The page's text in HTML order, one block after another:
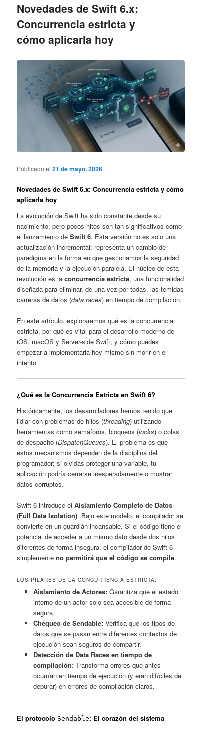
Novedades de Swift 6.x:
Concurrencia estricta y
cómo aplicarla hoy
Publicado el21 de mayo, 2026
Novedades de Swift 6.x: Concurrencia estricta y cómo
aplicarla hoy
La evolución de Swift ha sido constante desde su
nacimiento, pero pocos hitos son tan significativos como
el lanzamiento deSwift 6. Esta versión no es solo una
actualización incremental; representa un cambio de
paradigma en la forma en que gestionamos la seguridad
de la memoria y la ejecución paralela. El núcleo de esta
revolución es laconcurrencia estricta, una funcionalidad
diseñada para eliminar, de una vez por todas, las temidas
carreras de datos (data races) en tiempo de compilación.
En este artículo, exploraremos qué es la concurrencia
estricta, por qué es vital para el desarrollo moderno de
iOS, macOS y Server-side Swift, y cómo puedes
empezar a implementarla hoy mismo sin morir en el
intento.
¿Qué es la Concurrencia Estricta en Swift 6?
Históricamente, los desarrolladores hemos tenido que
lidiar con problemas de hilos (threading) utilizando
herramientas como semáforos, bloqueos (locks) o colas
de despacho (DispatchQueues). El problema es que
estos mecanismos dependen de la disciplina del
programador; si olvidas proteger una variable, tu
aplicación podría cerrarse inesperadamente o mostrar
datos corruptos.
Swift 6 introduce elAislamiento Completo de Datos
(Full Data Isolation). Bajo este modelo, el compilador se
convierte en un guardián incansable. Si el código tiene el
potencial de acceder a un mismo dato desde dos hilos
diferentes de forma insegura, el compilador de Swift 6
simplementeno permitirá que el código se compile.
LOS PILARES DE LA CONCURRENCIA ESTRICTA:
Aislamiento de Actores:Garantiza que el estado
interno de un actor solo sea accesible de forma
segura.
Chequeo de Sendable:Verifica que los tipos de
datos que se pasan entre diferentes contextos de
ejecución sean seguros de compartir.
Detección de Data Races en tiempo de
compilación:Transforma errores que antes
ocurrían en tiempo de ejecución (y eran difíciles de
depurar) en errores de compilación claros.
El protocoloSendable: El corazón del sistema